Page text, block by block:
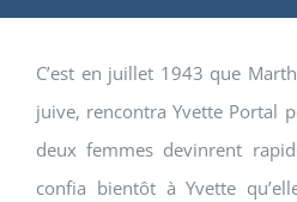
C’est en juillet 1943 que
juive, rencontra Yvette Portal
deux femmes devinrent
confia bientôt à Yvette